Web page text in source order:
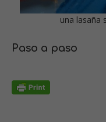
una lasaña
Paso a paso